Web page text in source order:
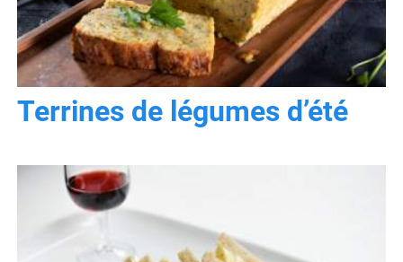
Terrines de légumes d’été